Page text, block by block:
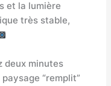
et la lumière
très stable,
deux minutes
“remplit”